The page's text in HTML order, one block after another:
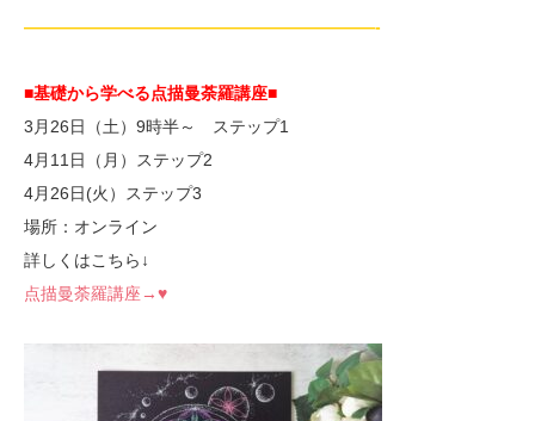
—————————————————————-
■基礎から学べる点描曼荼羅講座■
3月26日（土）9時半～ ステップ1
4月11日（月）ステップ2
4月26日(火）ステップ3
場所：オンライン
詳しくはこちら↓
点描曼荼羅講座→♥